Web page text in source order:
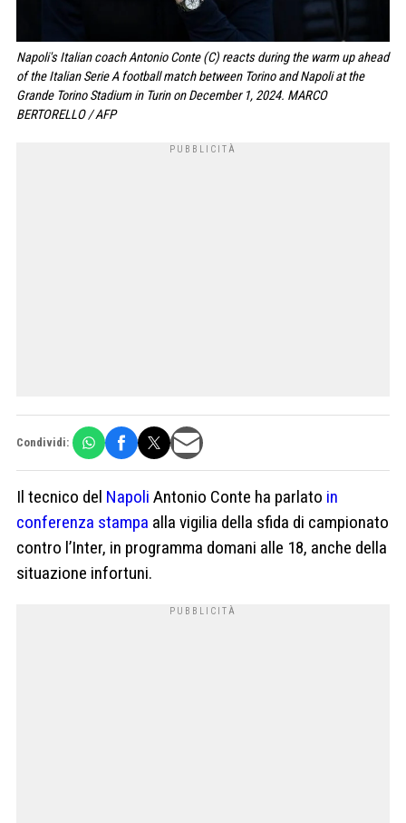
Napoli's Italian coach Antonio Conte (C) reacts during the warm up ahead
of the Italian Serie A football match between Torino and Napoli at the
Grande Torino Stadium in Turin on December 1, 2024. MARCO
BERTORELLO / AFP
Condividi:
Il tecnico del Napoli Antonio Conte ha parlato in
conferenza stampa alla vigilia della sfida di campionato
contro l’Inter, in programma domani alle 18, anche della
situazione infortuni.